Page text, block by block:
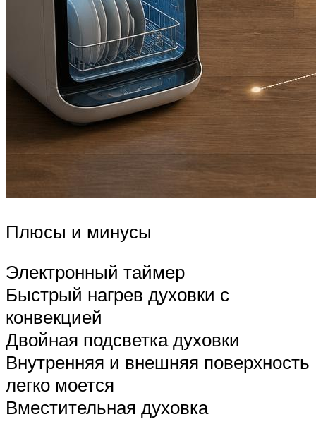
Плюсы и минусы
Электронный таймер
Быстрый нагрев духовки с
конвекцией
Двойная подсветка духовки
Внутренняя и внешняя поверхность
легко моется
Вместительная духовка